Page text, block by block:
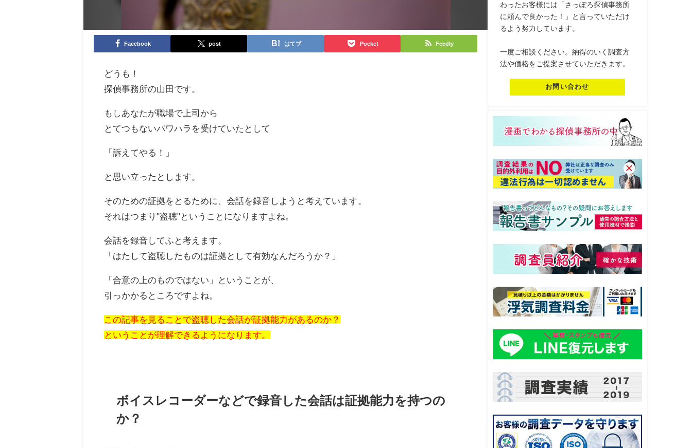
Facebook post はてブ Pocket Feedly
どうも！
探偵事務所の山田です。
もしあなたが職場で上司から
とてつもないパワハラを受けていたとして
「訴えてやる！」
と思い立ったとします。
そのための証拠をとるために、会話を録音しようと考えています。
それはつまり"盗聴"ということになりますよね。
会話を録音してふと考えます。
「はたして盗聴したものは証拠として有効なんだろうか？」
「合意の上のものではない」ということが、
引っかかるところですよね。
この記事を見ることで盗聴した会話が証拠能力があるのか？
ということが理解できるようになります。
ボイスレコーダーなどで録音した会話は証拠能力を持つの
か？
わったお客様には「さっぽろ探偵事務所
に頼んで良かった！」と言っていただけ
るよう努力しています。
一度ご相談ください。納得のいく調査方
法や価格をご提案させていただきます。
お問い合わせ